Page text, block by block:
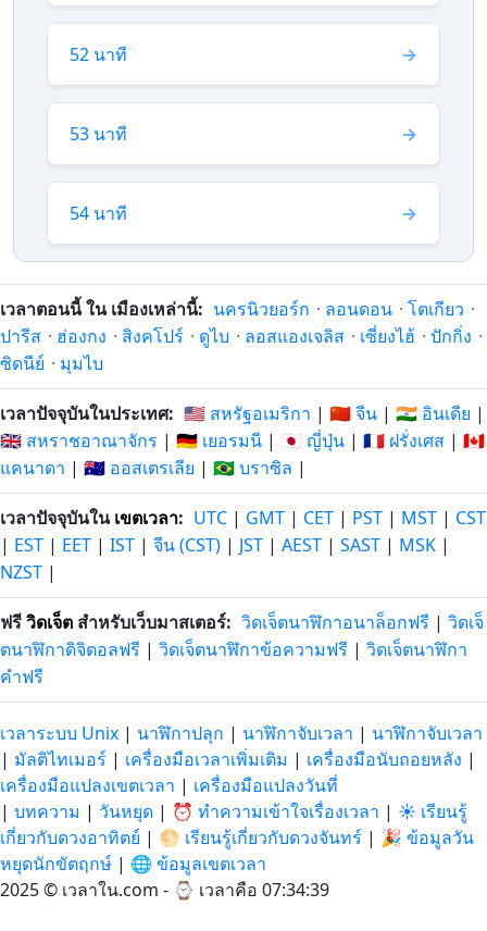
52 นาที
53 นาที
54 นาที
เวลาตอนนี้ ใน เมืองเหล่านี้: นครนิวยอร์ก · ลอนดอน · โตเกียว ·
ปารีส · ฮ่องกง · สิงคโปร์ · ดูไบ · ลอสแองเจลิส · เซี่ยงไฮ้ · ปักกิ่ง ·
ซิดนีย์ · มุมไบ
เวลาปัจจุบันในประเทศ: 🇺🇸 สหรัฐอเมริกา | 🇨🇳 จีน | 🇮🇳 อินเดีย |
🇬🇧 สหราชอาณาจักร | 🇩🇪 เยอรมนี | 🇯🇵 ญี่ปุ่น | 🇫🇷 ฝรั่งเศส | 🇨🇦
แคนาดา | 🇦🇺 ออสเตรเลีย | 🇧🇷 บราซิล |
เวลาปัจจุบันในเขตเวลา: UTC | GMT | CET | PST | MST | CST
| EST | EET | IST | จีน (CST) | JST | AEST | SAST | MSK |
NZST |
ฟรีวิดเจ็ต สำหรับเว็บมาสเตอร์: วิดเจ็ตนาฬิกาอนาล็อกฟรี | วิดเจ็
ตนาฬิกาดิจิตอลฟรี | วิดเจ็ตนาฬิกาข้อความฟรี | วิดเจ็ตนาฬิกา
คำฟรี
เวลาระบบ Unix | นาฬิกาปลุก | นาฬิกาจับเวลา | นาฬิกาจับเวลา
| มัลติไทเมอร์ | เครื่องมือเวลาเพิ่มเติม | เครื่องมือนับถอยหลัง |
เครื่องมือแปลงเขตเวลา | เครื่องมือแปลงวันที่
| บทความ | วันหยุด | ⏰ ทำความเข้าใจเรื่องเวลา | ☀️ เรียนรู้
เกี่ยวกับดวงอาทิตย์ | 🌕 เรียนรู้เกี่ยวกับดวงจันทร์ | 🎉 ข้อมูลวัน
หยุดนักขัตฤกษ์ | 🌐 ข้อมูลเขตเวลา
2025 © เวลาใน.com - ⌚ เวลาคือ 07:34:40